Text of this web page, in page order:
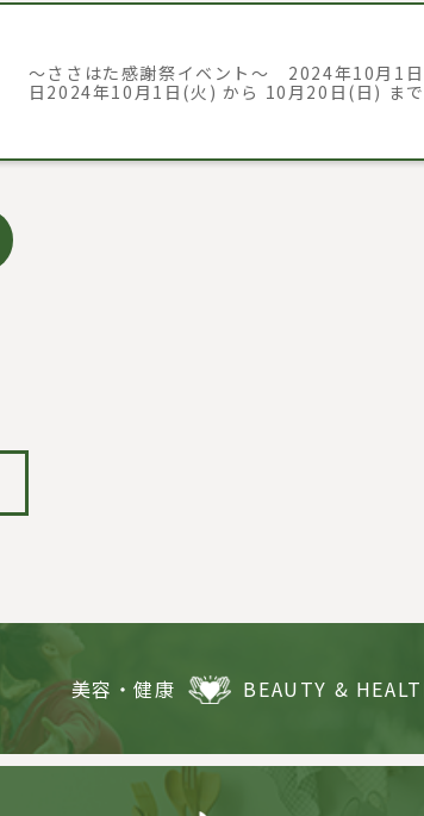
～ささはた感謝祭イベント～ 2024年10月1
日2024年10月1日(火) から 10月20日(日) ま
美容・健康 BEAUTY &